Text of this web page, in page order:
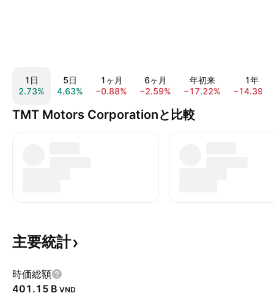
1日
2.73%
5日
4.63%
1ヶ月
−0.88%
6ヶ月
−2.59%
年初来
−17.22%
1年
−14.39%
TMT Motors Corporationと比較
主要統計
時価総額
‪401.15 B‬ VND